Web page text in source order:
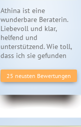
Athina ist eine
wunderbare Beraterin.
Liebevoll und klar,
helfend und
unterstützend. Wie toll,
dass ich sie gefunden
25 neusten Bewertungen